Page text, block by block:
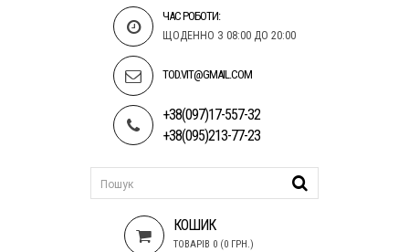
ЧАС РОБОТИ:
ЩОДЕННО З 08:00 ДО 20:00
TOD.VIT@GMAIL.COM
+38(097)17-557-32
+38(095)213-77-23
КОШИК
ТОВАРІВ 0 (0 ГРН.)